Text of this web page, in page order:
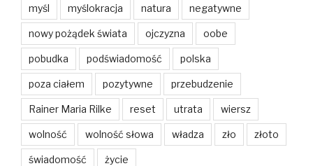
myśl myślokracja natura negatywne
nowy pożądek świata ojczyzna oobe
pobudka podświadomość polska
poza ciałem pozytywne przebudzenie
Rainer Maria Rilke reset utrata wiersz
wolność wolność słowa władza zło złoto
świadomość życie